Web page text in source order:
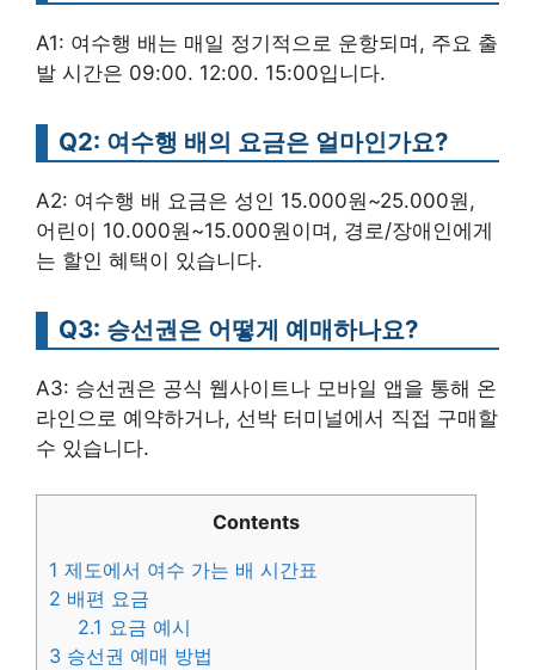
A1: 여수행 배는 매일 정기적으로 운항되며, 주요 출
발 시간은 09:00. 12:00. 15:00입니다.
Q2: 여수행 배의 요금은 얼마인가요?
A2: 여수행 배 요금은 성인 15.000원~25.000원,
어린이 10.000원~15.000원이며, 경로/장애인에게
는 할인 혜택이 있습니다.
Q3: 승선권은 어떻게 예매하나요?
A3: 승선권은 공식 웹사이트나 모바일 앱을 통해 온
라인으로 예약하거나, 선박 터미널에서 직접 구매할
수 있습니다.
Contents
1 제도에서 여수 가는 배 시간표
2 배편 요금
2.1 요금 예시
3 승선권 예매 방법